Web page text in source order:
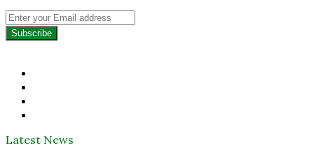
Enter
your
Email
Latest News